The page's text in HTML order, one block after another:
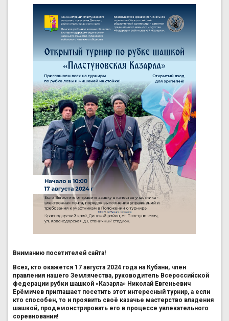
Вниманию посетителей сайта!
Всех, кто окажется 17 августа 2024 года на Кубани, член
правления нашего Землячества, руководитель Всероссийской
федерации рубки шашкой «Казарла» Николай Евгеньевич
Ерёмичев приглашает посетить этот интересный турнир, а если
кто способен, то и проявить своё казачье мастерство владения
шашкой, продемонстрировать его в процессе увлекательного
соревнования!